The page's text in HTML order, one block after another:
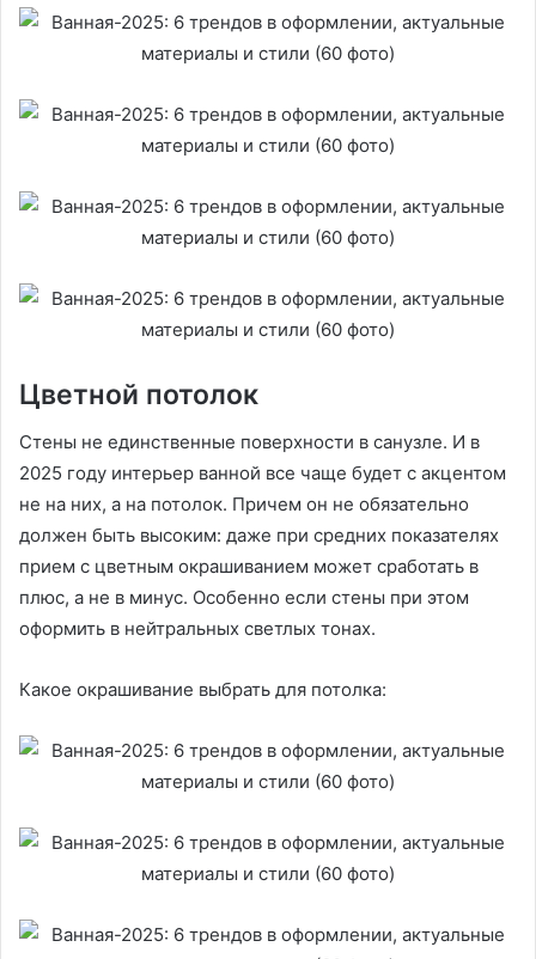
Цветной потолок
Стены не единственные поверхности в санузле. И в
2025 году интерьер ванной все чаще будет с акцентом
не на них, а на потолок. Причем он не обязательно
должен быть высоким: даже при средних показателях
прием с цветным окрашиванием может сработать в
плюс, а не в минус. Особенно если стены при этом
оформить в нейтральных светлых тонах.
Какое окрашивание выбрать для потолка: